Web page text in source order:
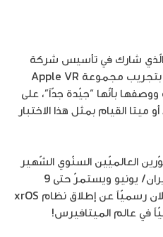
الّذي شارك في تأسيس شركة
Meta VR set Oculus، بأنّه قام بتجريب مجموعة Apple VR
بأنّها “جيّدة جدّاً”، على
القيام بمثل هذا الاختبار
العالميّين السنّوي الشّهير
الّذي تنظّمه شركة أبل في 5 حزيران/ يونيو ويستمرّ حتى 9
حزيران/ يونيو، حيث سيتمّ الإعلان رسميّاً عن إطلاق نظام xrOS
في عالم الميتافيرس!